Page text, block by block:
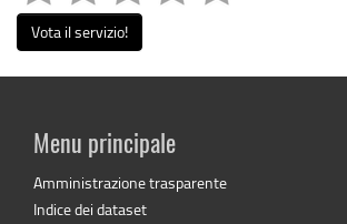
Vota il servizio!
Menu principale
Amministrazione trasparente
Indice dei dataset